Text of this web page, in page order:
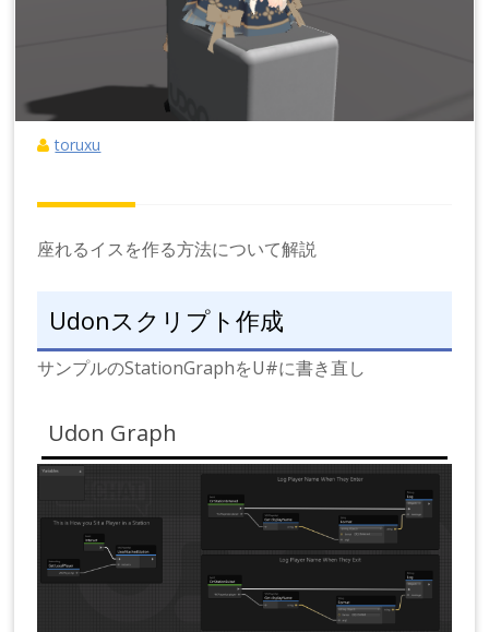
toruxu
座れるイスを作る方法について解説
Udonスクリプト作成
サンプルのStationGraphをU#に書き直し
Udon Graph